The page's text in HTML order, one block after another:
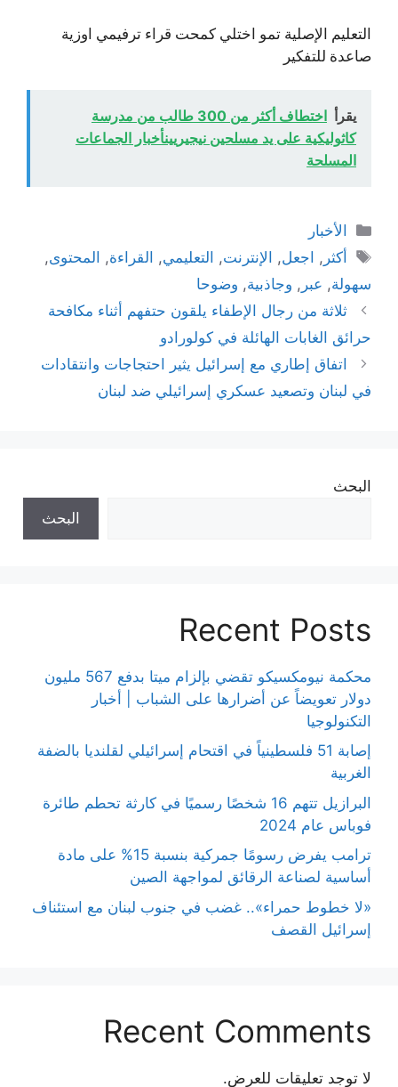
التعليم الإصلية تمو اختلي كمحت قراء ترفيمي اوزية
صاعدة للتفكير
يقرأ
اختطاف أكثر من 300 طالب من مدرسة
كاثوليكية على يد مسلحين نيجيريينأخبار الجماعات
المسلحة
التصنيفات
الأخبار
الوسوم
أكثر , اجعل, الإنترنت, التعليمي, القراءة, المحتوى,
سهولة, عبر , وجاذبية, وضوحا
ثلاثة من رجال الإطفاء يلقون حتفهم أثناء مكافحة
حرائق الغابات الهائلة في كولورادو
اتفاق إطاري مع إسرائيل يثير احتجاجات وانتقادات
في لبنان وتصعيد عسكري إسرائيلي ضد لبنان
البحث
البحث
Recent Posts
محكمة نيومكسيكو تقضي بإلزام ميتا بدفع 567 مليون
دولار تعويضاً عن أضرارها على الشباب | أخبار
التكنولوجيا
إصابة 51 فلسطينياً في اقتحام إسرائيلي لقلنديا بالضفة
الغربية
البرازيل تتهم 16 شخصًا رسميًا في كارثة تحطم طائرة
فوباس عام 2024
ترامب يفرض رسومًا جمركية بنسبة 15% على مادة
أساسية لصناعة الرقائق لمواجهة الصين
«لا خطوط حمراء».. غضب في جنوب لبنان مع استئناف
إسرائيل القصف
Recent Comments
لا توجد تعليقات للعرض.